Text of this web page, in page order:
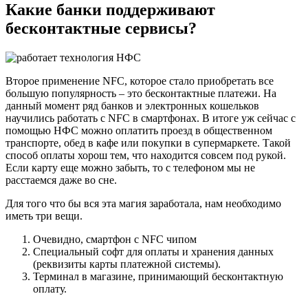
Какие банки поддерживают
бесконтактные сервисы?
Второе применение NFC, которое стало приобретать все
большую популярность – это бесконтактные платежи. На
данный момент ряд банков и электронных кошельков
научились работать с NFC в смартфонах. В итоге уж сейчас с
помощью НФС можно оплатить проезд в общественном
транспорте, обед в кафе или покупки в супермаркете. Такой
способ оплаты хорош тем, что находится совсем под рукой.
Если карту еще можно забыть, то с телефоном мы не
расстаемся даже во сне.
Для того что бы вся эта магия заработала, нам необходимо
иметь три вещи.
Очевидно, смартфон с NFC чипом
Специальный софт для оплаты и хранения данных
(реквизиты карты платежной системы).
Терминал в магазине, принимающий бесконтактную
оплату.